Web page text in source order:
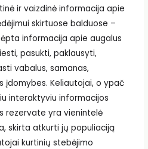
ir vaizdinė informacija apie
skirtuose balduose –
informacija apie augalus
pasukti, paklausyti,
vabalus, samanas,
įdomybes. Keliautojai, o ypač
interaktyviu informacijos
rezervate yra vienintelė
skirta atkurti jų populiaciją
kurtinių stebėjimo